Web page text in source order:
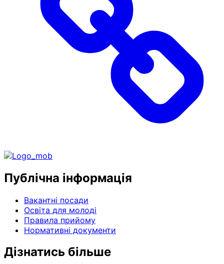
Публічна інформація
Вакантні посади
Освіта для молоді
Правила прийому
Нормативні документи
Дізнатись більше